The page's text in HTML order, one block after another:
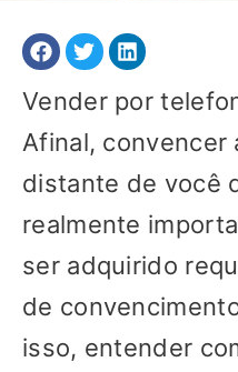
Vender por
Afinal, convencer
distante de você
realmente
ser adquirido
de
isso, entender